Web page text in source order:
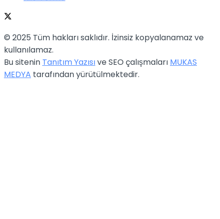
© 2025 Tüm hakları saklıdır. İzinsiz kopyalanamaz ve
kullanılamaz.
Bu sitenin Tanıtım Yazısıve SEO çalışmaları MUKAS
MEDYA tarafından yürütülmektedir.